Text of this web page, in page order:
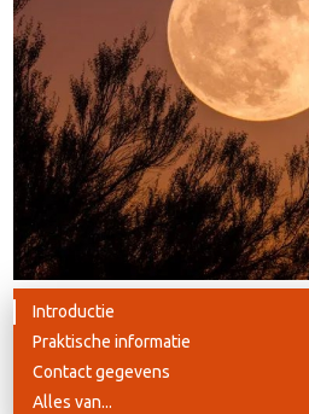
Introductie
Praktische informatie
Contact gegevens
Alles van...